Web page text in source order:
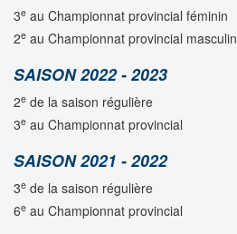
3e au Championnat provincial féminin
2e au Championnat provincial masculin
SAISON 2022 - 2023
2e de la saison régulière
3e au Championnat provincial
SAISON 2021 - 2022
3e de la saison régulière
6e au Championnat provincial